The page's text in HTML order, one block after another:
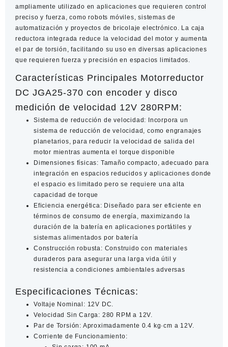
ampliamente utilizado en aplicaciones que requieren control
preciso y fuerza, como robots móviles, sistemas de
automatización y proyectos de bricolaje electrónico. La caja
reductora integrada reduce la velocidad del motor y aumenta
el par de torsión, facilitando su uso en diversas aplicaciones
que requieren fuerza y precisión en espacios limitados.
Características Principales Motorreductor
DC JGA25-370 con encoder y disco
medición de velocidad 12V 280RPM:
Sistema de reducción de velocidad: Incorpora un
sistema de reducción de velocidad, como engranajes
planetarios, para reducir la velocidad de salida del
motor mientras aumenta el torque disponible
Dimensiones físicas: Tamaño compacto, adecuado para
integración en espacios reducidos y aplicaciones donde
el espacio es limitado pero se requiere una alta
capacidad de torque
Eficiencia energética : Diseñado para ser eficiente en
términos de consumo de energía, maximizando la
duración de la batería en aplicaciones portátiles y
sistemas alimentados por batería
Construcción robusta : Construido con materiales
duraderos para asegurar una larga vida útil y
resistencia a condiciones ambientales adversas
Especificaciones Técnicas:
Voltaje Nominal : 12V DC.
Velocidad Sin Carga : 280 RPM a 12V.
Par de Torsión : Aproximadamente 0.4 kg·cm a 12V.
Corriente de Funcionamiento: